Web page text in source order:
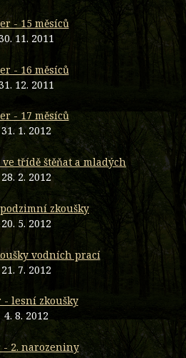
- 15 měsíců
11. 2011
- 16 měsíců
12. 2011
- 17 měsíců
31. 1. 2012
třídě štěňat a mladých
28. 2. 2012
zkoušky
20. 5. 2012
vodních prací
21. 7. 2012
- lesní zkoušky
4. 8. 2012
- 2. narozeniny